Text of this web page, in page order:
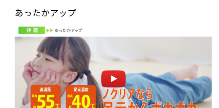
あったかアップ